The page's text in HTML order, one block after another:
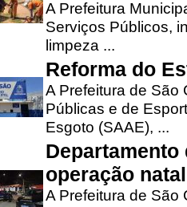
A Prefeitura
Serviços Públicos,
limpeza ...
Reforma do
A Prefeitura de São
Públicas e de
Esgoto (SAAE), ...
operação
A Prefeitura de São